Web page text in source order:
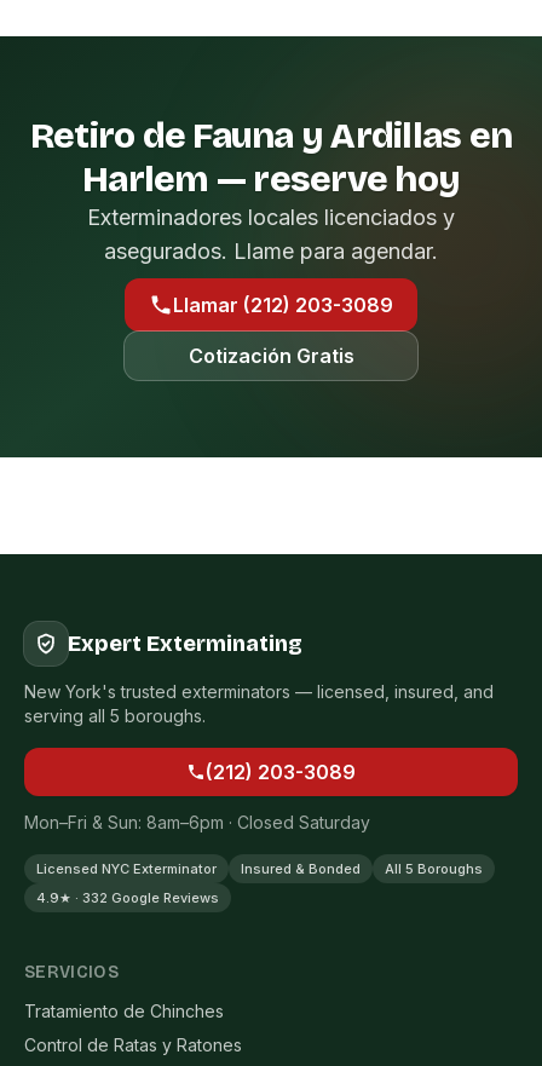
Retiro de Fauna y Ardillas en
Harlem — reserve hoy
Exterminadores locales licenciados y
asegurados. Llame para agendar.
Llamar (212) 203-3089
Cotización Gratis
Expert Exterminating
New York's trusted exterminators — licensed, insured, and
serving all 5 boroughs.
(212) 203-3089
Mon–Fri & Sun: 8am–6pm · Closed Saturday
Licensed NYC Exterminator Insured & Bonded
All 5 Boroughs
4.9★ · 332 Google Reviews
SERVICIOS
Tratamiento de Chinches
Control de Ratas y Ratones